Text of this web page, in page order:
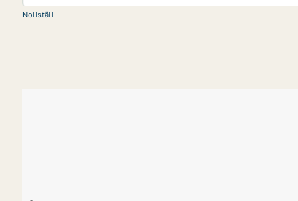
Nollställ